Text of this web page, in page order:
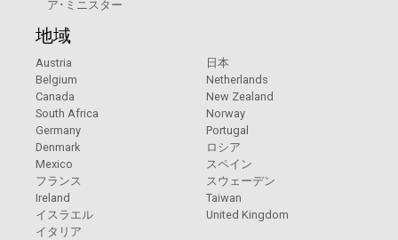
ア･ミニスター
地域
Austria
Belgium
Canada
South Africa
Germany
Denmark
Mexico
フランス
Ireland
イスラエル
イタリア
日本
Netherlands
New Zealand
Norway
Portugal
ロシア
スペイン
スウェーデン
Taiwan
United Kingdom